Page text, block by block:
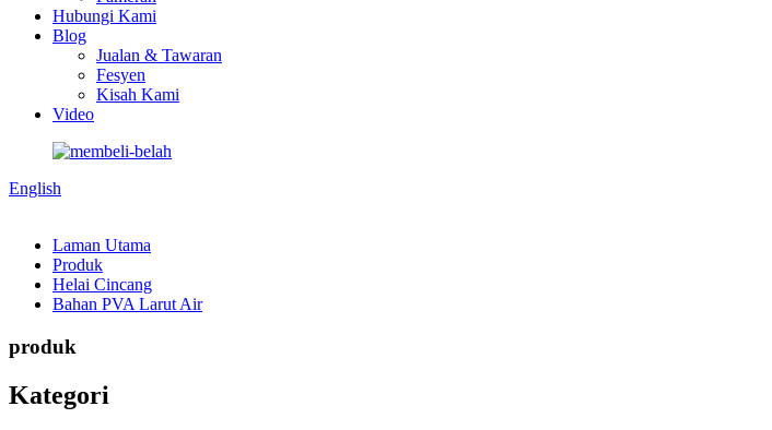
Hubungi Kami
Blog
Jualan & Tawaran
Fesyen
Kisah Kami
Video
English
Laman Utama
Produk
Helai Cincang
Bahan PVA Larut Air
produk
Kategori